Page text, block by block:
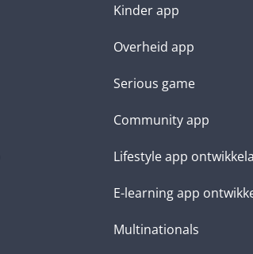
Kinder app
Overheid app
Serious game
Community app
Lifestyle app
E-learning app
Multinationals